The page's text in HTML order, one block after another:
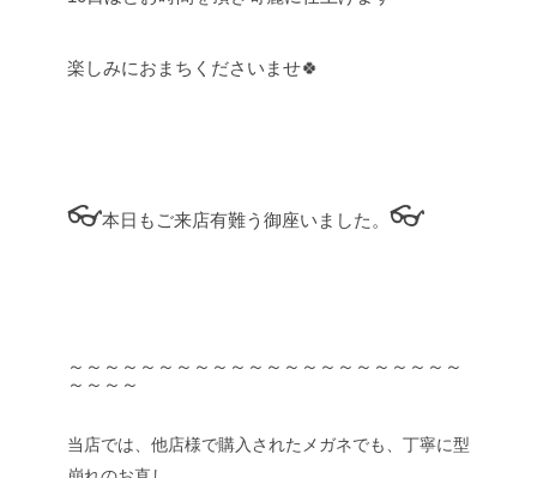
楽しみにおまちくださいませ🍀
👓本日もご来店有難う御座いました。 👓
～～～～～～～～～～～～～～～～～～～～～～
～～～～
当店では、他店様で購入されたメガネでも、丁寧に型